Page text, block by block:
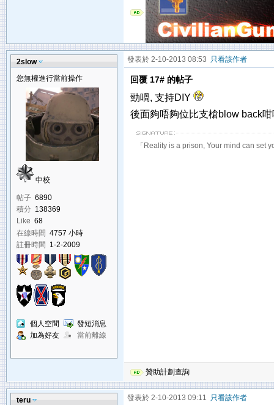
2slow
您無權進行當前操作
中校
帖子 6890
積分 138369
Like 68
在線時間 4757 小時
註冊時間 1-2-2009
個人空間
發短消息
加為好友
當前離線
發表於 2-10-2013 08:53 只看該作者
回覆 17# 的帖子
勁喎, 支持DIY
後面夠唔夠位比支槍blow back
「Reality is a prison, Your mind can set
贊助計劃查詢
teru 發表於 2-10-2013 09:11 只看該作者